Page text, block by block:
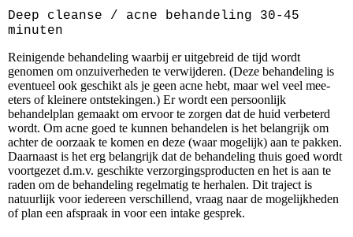
Deep cleanse / acne behandeling 30-45
minuten
Reinigende behandeling waarbij er uitgebreid de tijd wordt
genomen om onzuiverheden te verwijderen. (Deze behandeling is
eventueel ook geschikt als je geen acne hebt, maar wel veel mee-
eters of kleinere ontstekingen.) Er wordt een persoonlijk
behandelplan gemaakt om ervoor te zorgen dat de huid verbeterd
wordt. Om acne goed te kunnen behandelen is het belangrijk om
achter de oorzaak te komen en deze (waar mogelijk) aan te pakken.
Daarnaast is het erg belangrijk dat de behandeling thuis goed wordt
voortgezet d.m.v. geschikte verzorgingsproducten en het is aan te
raden om de behandeling regelmatig te herhalen. Dit traject is
natuurlijk voor iedereen verschillend, vraag naar de mogelijkheden
of plan een afspraak in voor een intake gesprek.